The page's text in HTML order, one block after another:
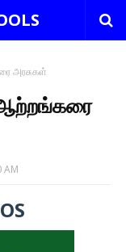
அரசுகள்
ஆற்றங்கரை
AM